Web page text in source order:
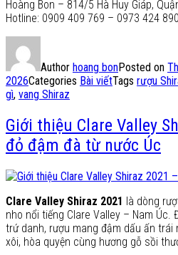
Hoàng Bon – 814/5 Hà Huy Giáp,
Hotline: 0909 409 769 – 0973 424
Author hoang bonPosted on
2026Categories Bài viếtTags rượu
gì, vang Shiraz
Giới thiệu Clare Valley
đỏ đậm đà từ nước Úc
Clare Valley Shiraz 2021 là dòng
nho nổi tiếng Clare Valley – Nam
trứ danh, rượu mang đậm dấu ấn trái
xôi, hòa quyện cùng hương gỗ sồi